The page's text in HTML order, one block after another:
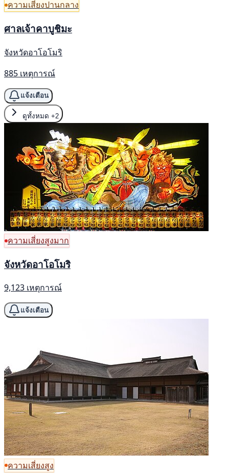
ความเสี่ยงปานกลาง
ศาลเจ้าคาบูชิมะ
จังหวัดอาโอโมริ
885 เหตุการณ์
แจ้งเตือน
ดูทั้งหมด +2
ความเสี่ยงสูงมาก
จังหวัดอาโอโมริ
9,123 เหตุการณ์
แจ้งเตือน
ความเสี่ยงสูง